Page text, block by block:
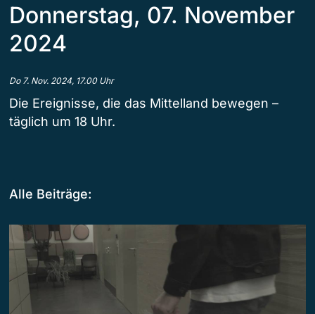
Donnerstag, 07. November
2024
Do 7. Nov. 2024, 17.00 Uhr
Die Ereignisse, die das Mittelland bewegen –
täglich um 18 Uhr.
Alle Beiträge: